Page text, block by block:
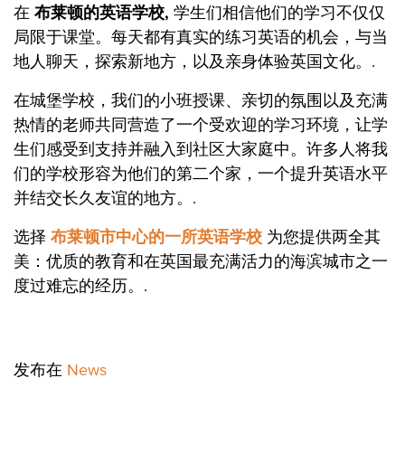
在布莱顿的英语学校, 学生们相信他们的学习不仅仅
局限于课堂。每天都有真实的练习英语的机会，与当
地人聊天，探索新地方，以及亲身体验英国文化。.
在城堡学校，我们的小班授课、亲切的氛围以及充满
热情的老师共同营造了一个受欢迎的学习环境，让学
生们感受到支持并融入到社区大家庭中。许多人将我
们的学校形容为他们的第二个家，一个提升英语水平
并结交长久友谊的地方。.
选择 布莱顿市中心的一所英语学校 为您提供两全其
美：优质的教育和在英国最充满活力的海滨城市之一
度过难忘的经历。.
发布在 News